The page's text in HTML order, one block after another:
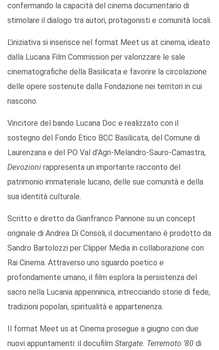
confermando la capacità del cinema documentario di
stimolare il dialogo tra autori, protagonisti e comunità locali.
L’iniziativa si inserisce nel format Meet us at cinema, ideato
dalla Lucana Film Commission per valorizzare le sale
cinematografiche della Basilicata e favorire la circolazione
delle opere sostenute dalla Fondazione nei territori in cui
nascono.
Vincitore del bando Lucana Doc e realizzato con il
sostegno del Fondo Etico BCC Basilicata, del Comune di
Laurenzana e del PO Val d’Agri-Melandro-Sauro-Camastra,
Devozioni rappresenta un importante racconto del
patrimonio immateriale lucano, delle sue comunità e della
sua identità culturale.
Scritto e diretto da Gianfranco Pannone su un concept
originale di Andrea Di Consoli, il documentario è prodotto da
Sandro Bartolozzi per Clipper Media in collaborazione con
Rai Cinema. Attraverso uno sguardo poetico e
profondamente umano, il film esplora la persistenza del
sacro nella Lucania appenninica, intrecciando storie di fede,
tradizioni popolari, spiritualità e appartenenza.
Il format Meet us at Cinema prosegue a giugno con due
nuovi appuntamenti: il docufilm Stargate. Terremoto ’80 di